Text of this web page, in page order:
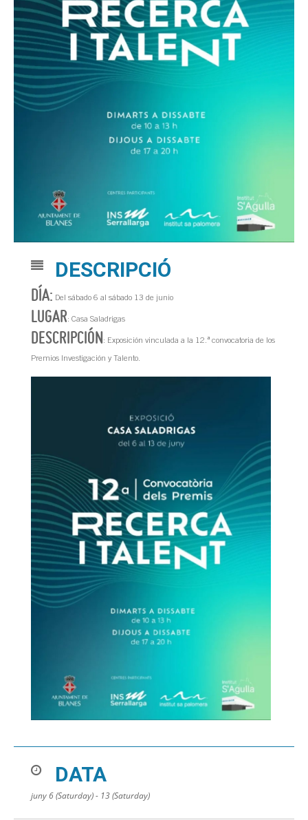
DESCRIPCIÓ
DÍA: Del sábado 6 al sábado 13 de junio
LUGAR: Casa Saladrigas
DESCRIPCIÓN: Exposición vinculada a la 12.ª convocatoria de los
Premios Investigación y Talento.
DATA
juny 6 (Saturday) - 13 (Saturday)